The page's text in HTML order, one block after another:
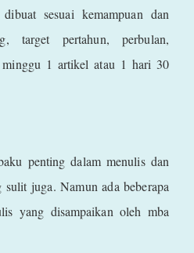
sesuai kemampuan dan
target pertahun, perbulan,
1 artikel atau 1 hari 30
penting dalam menulis dan
juga. Namun ada beberapa
yang disampaikan oleh mba